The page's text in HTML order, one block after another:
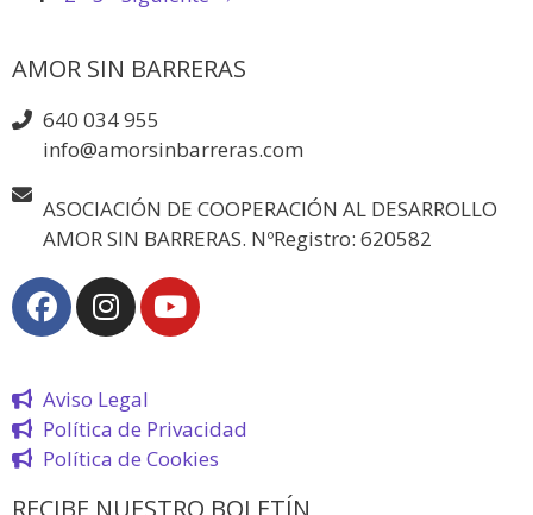
AMOR SIN BARRERAS
640 034 955
info@amorsinbarreras.com
ASOCIACIÓN DE COOPERACIÓN AL DESARROLLO
AMOR SIN BARRERAS. NºRegistro: 620582
Aviso Legal
Política de Privacidad
Política de Cookies
RECIBE NUESTRO BOLETÍN